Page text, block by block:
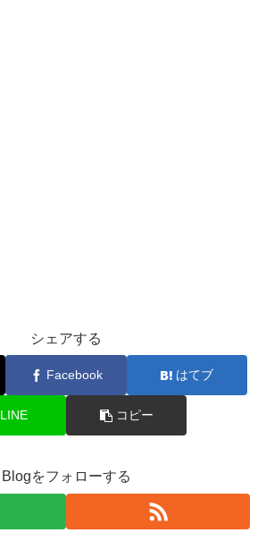
シェアする
Facebook はてブ
LINE コピー
Blogをフォローする